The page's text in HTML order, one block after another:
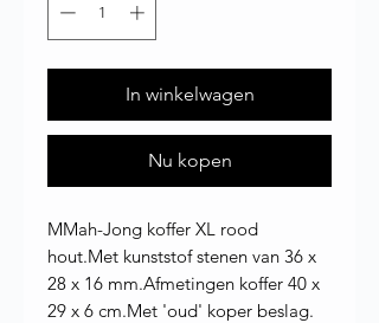
In winkelwagen
Nu kopen
MMah-Jong koffer XL rood
hout.Met kunststof stenen van 36 x
28 x 16 mm.Afmetingen koffer 40 x
29 x 6 cm.Met 'oud' koper beslag.